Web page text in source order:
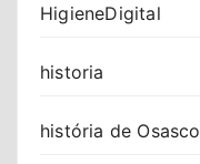
HigieneDigital
historia
história de Osasco